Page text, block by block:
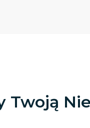
Twoją